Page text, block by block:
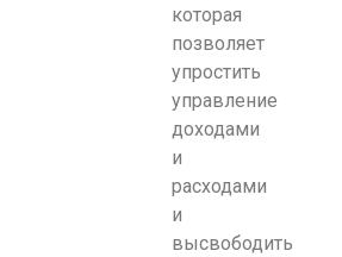
которая
позволяет
упростить
управление
доходами
и
расходами
и
высвободить